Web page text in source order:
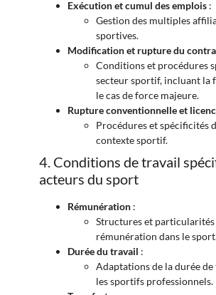
Exécution et cumul des emplois :
Gestion des multiples
sportives.
Modification et rupture du
Conditions et procédures
secteur sportif, incluant la
le cas de force majeure.
Rupture conventionnelle et
Procédures et spécificités
contexte sportif.
4. Conditions de travail
acteurs du sport
Rémunération :
Structures et particularités
rémunération dans le
Durée du travail :
Adaptations de la durée
les sportifs professionnels.